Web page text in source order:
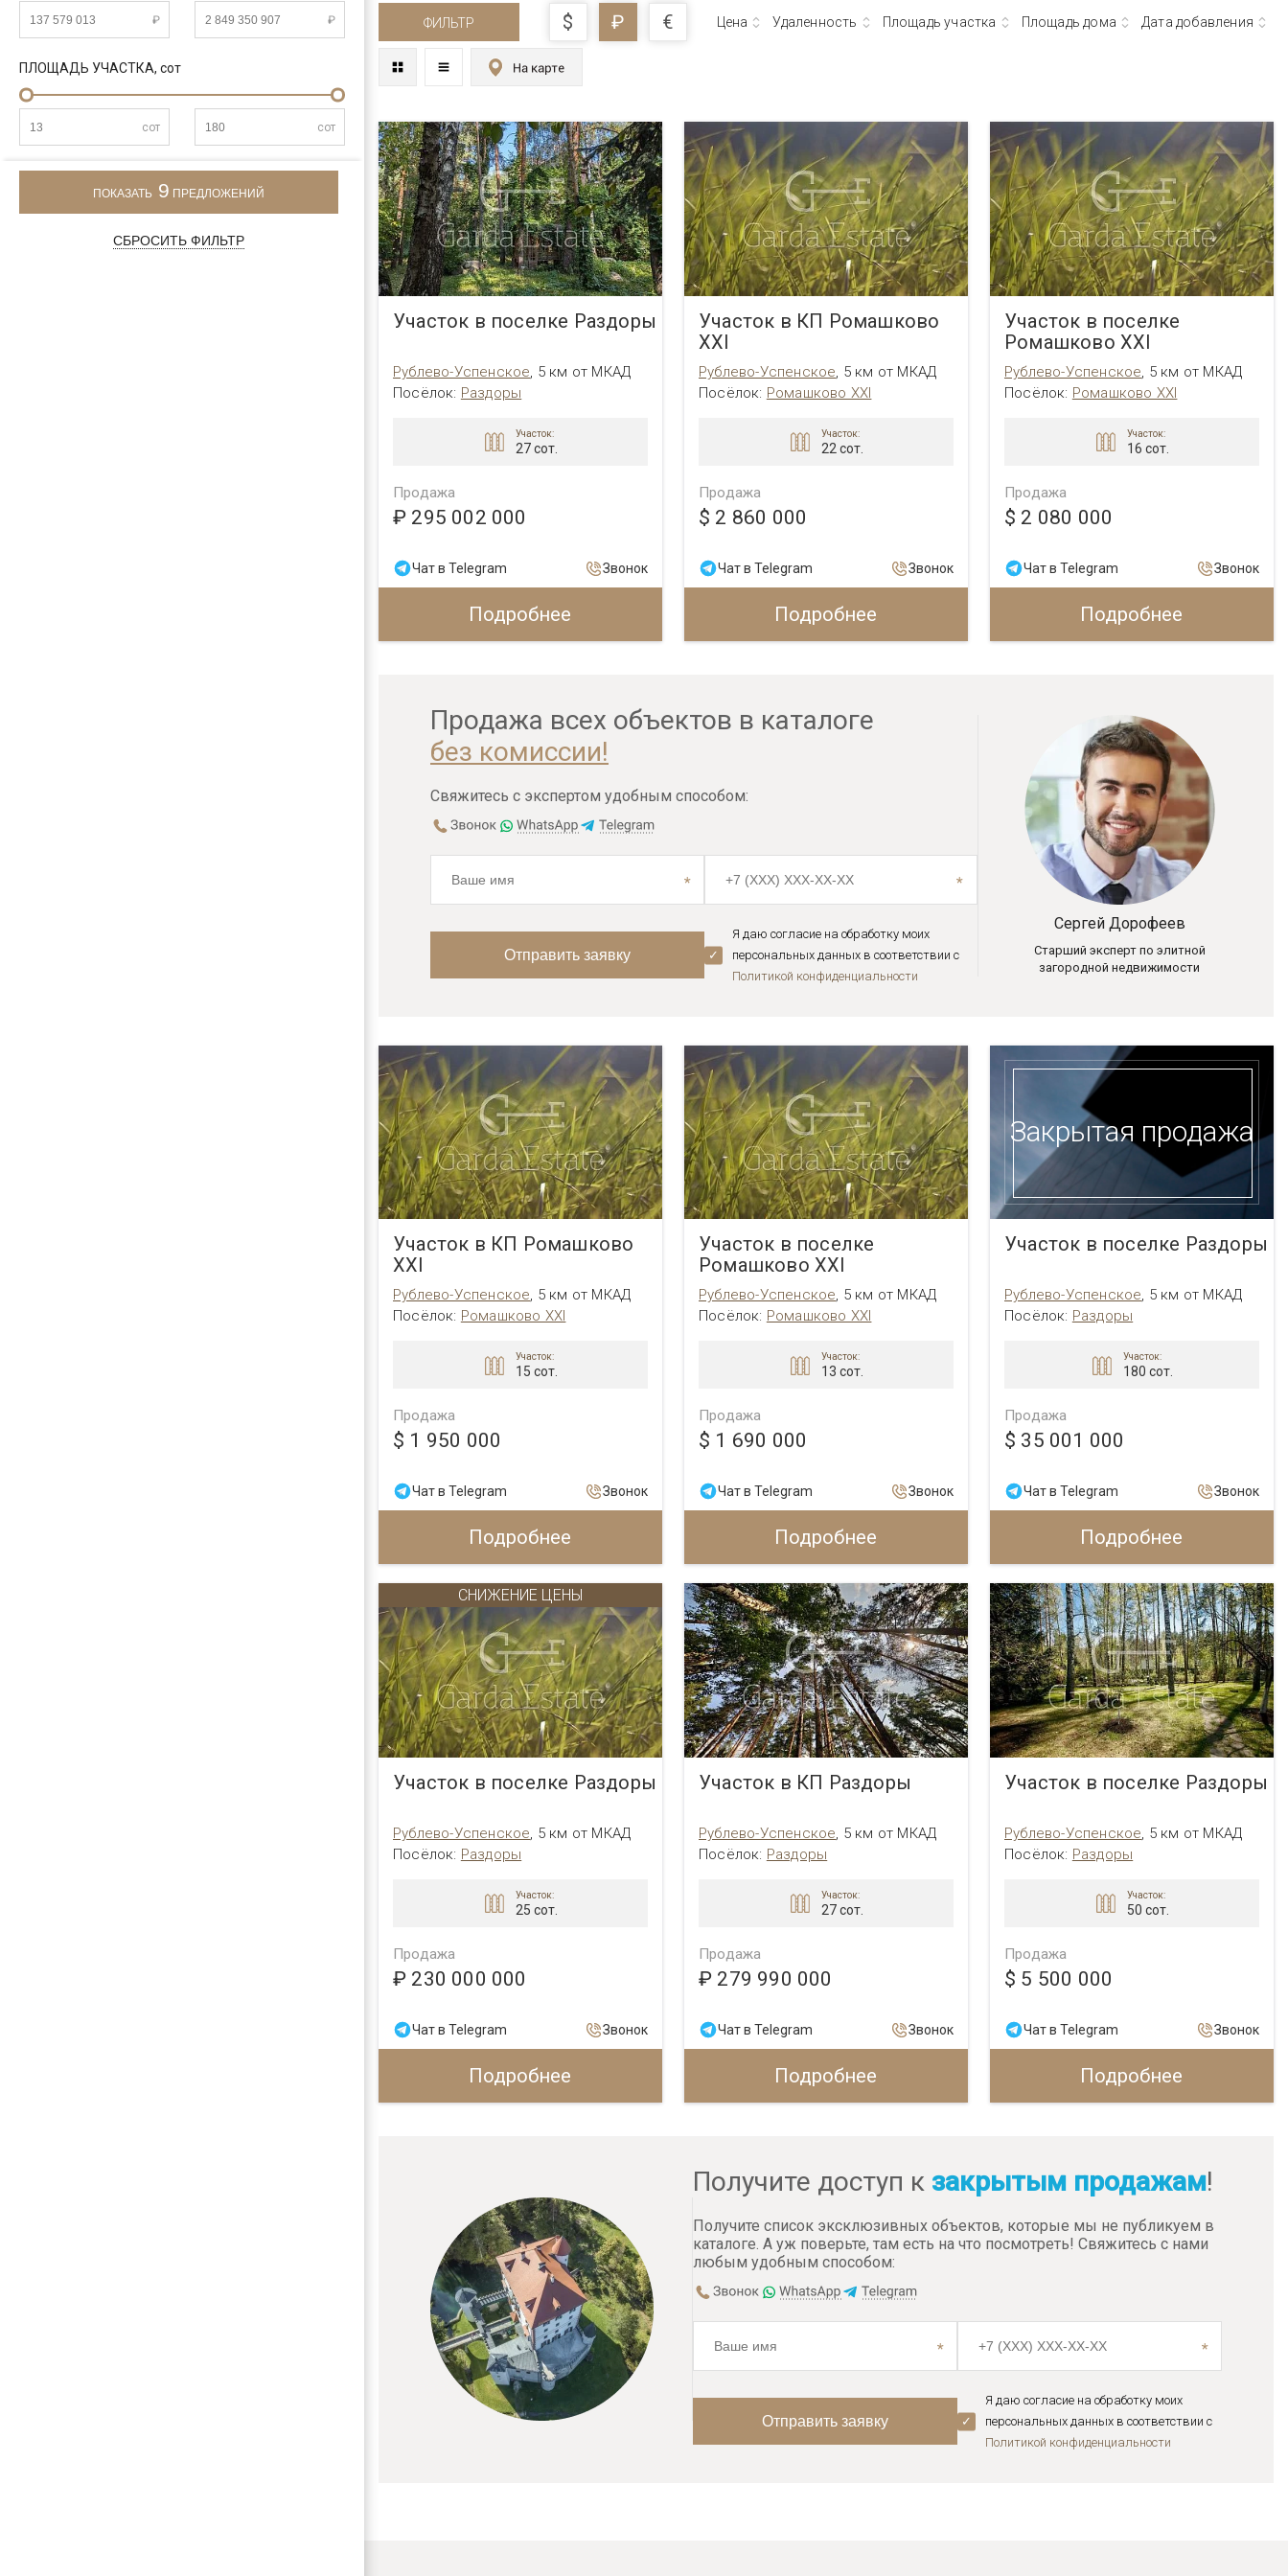
₽ ₽
ПЛОЩАДЬ УЧАСТКА, сот
сот сот
ПОКАЗАТЬ 9 ПРЕДЛОЖЕНИЙ
СБРОСИТЬ ФИЛЬТР
ФИЛЬТР $ ₽ € Цена Удаленность Площадь участка Площадь дома Дата добавления
Участок в поселке Раздоры
Рублево-Успенское 5 км от МКАД
Посёлок: Раздоры
Участок:
27 сот.
Продажа
₽ 295 002 000
Чат в Telegram Звонок
Подробнее
Участок в КП Ромашково
XXI
Рублево-Успенское 5 км от МКАД
Посёлок: Ромашково XXI
Участок:
22 сот.
Продажа
$ 2 860 000
Чат в Telegram Звонок
Подробнее
Участок в поселке
Ромашково XXI
Рублево-Успенское 5 км от МКАД
Посёлок: Ромашково XXI
Участок:
16 сот.
Продажа
$ 2 080 000
Чат в Telegram Звонок
Подробнее
Продажа всех объектов в каталоге
без комиссии!
Свяжитесь с экспертом удобным способом:
Я даю согласие на обработку моих
персональных данных в соответствии с
Политикой конфиденциальноcти
Сергей Дорофеев
Старший эксперт по элитной
загородной недвижимости
Участок в КП Ромашково
XXI
Рублево-Успенское, 5 км от МКАД
Посёлок: Ромашково XXI
Участок:
15 сот.
Продажа
$ 1 950 000
Чат в Telegram Звонок
Подробнее
Участок в поселке
Ромашково XXI
Рублево-Успенское, 5 км от МКАД
Посёлок: Ромашково XXI
Участок:
13 сот.
Продажа
$ 1 690 000
Чат в Telegram Звонок
Подробнее
Закрытая продажа
Участок в поселке Раздоры
Рублево-Успенское, 5 км от МКАД
Посёлок: Раздоры
Участок:
180 сот.
Продажа
$ 35 001 000
Чат в Telegram Звонок
Подробнее
СНИЖЕНИЕ ЦЕНЫ
Участок в поселке Раздоры
Рублево-Успенское, 5 км от МКАД
Посёлок: Раздоры
Участок:
25 сот.
Продажа
₽ 230 000 000
Чат в Telegram Звонок
Подробнее
Участок в КП Раздоры
Рублево-Успенское, 5 км от МКАД
Посёлок: Раздоры
Участок:
27 сот.
Продажа
₽ 279 990 000
Чат в Telegram Звонок
Подробнее
Участок в поселке Раздоры
Рублево-Успенское, 5 км от МКАД
Посёлок: Раздоры
Участок:
50 сот.
Продажа
$ 5 500 000
Чат в Telegram Звонок
Подробнее
Получите доступ к закрытым продажам!
Получите список эксклюзивных объектов, которые мы не публикуем в
каталоге. А уж поверьте, там есть на что посмотреть! Свяжитесь с нами
любым удобным способом:
Я даю согласие на обработку моих
персональных данных в соответствии с
Политикой конфиденциальноcти